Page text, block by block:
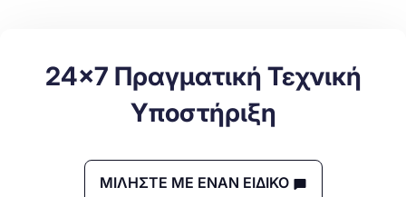
24x7 Πραγματική Τεχνική
Υποστήριξη
ΜΙΛΗΣΤΕ ΜΕ ΕΝΑΝ ΕΙΔΙΚΟ